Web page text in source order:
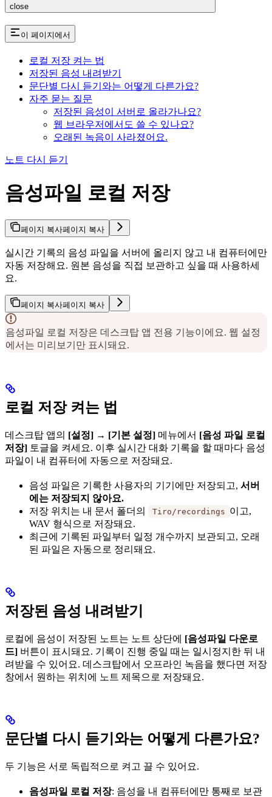
close
이 페이지에서
로컬 저장 켜는 법
저장된 음성 내려받기
문단별 다시 듣기와는 어떻게 다른가요?
자주 묻는 질문
저장된 음성이 서버로 올라가나요?
웹 브라우저에서도 쓸 수 있나요?
오래된 녹음이 사라졌어요.
노트 다시 듣기
음성파일 로컬 저장
페이지 복사페이지 복사
실시간 기록의 음성 파일을 서버에 올리지 않고 내 컴퓨터에만
자동 저장해요. 원본 음성을 직접 보관하고 싶을 때 사용하세
요.
페이지 복사페이지 복사
음성파일 로컬 저장은 데스크탑 앱 전용 기능이에요. 웹 설정
에서는 미리보기만 표시돼요.
로컬 저장 켜는 법
데스크탑 앱의 [설정] → [기본 설정] 메뉴에서 [음성 파일 로컬
저장] 토글을 켜세요. 이후 실시간 대화 기록을 할 때마다 음성
파일이 내 컴퓨터에 자동으로 저장돼요.
음성 파일은 기록한 사용자의 기기에만 저장되고, 서버
에는 저장되지 않아요.
저장 위치는 내 문서 폴더의
Tiro/recordings 이고,
WAV 형식으로 저장돼요.
최근에 기록된 파일부터 일정 개수까지 보관되고, 오래
된 파일은 자동으로 정리돼요.
저장된 음성 내려받기
로컬에 음성이 저장된 노트는 노트 상단에 [음성파일 다운로
드] 버튼이 표시돼요. 기록이 진행 중일 때는 일시정지한 뒤 내
려받을 수 있어요. 데스크탑에서 오프라인 녹음을 했다면 저장
창에서 원하는 위치에 노트 제목으로 저장돼요.
문단별 다시 듣기와는 어떻게 다른가요?
두 기능은 서로 독립적으로 켜고 끌 수 있어요.
음성파일 로컬 저장: 음성을 내 컴퓨터에만 통째로 보관